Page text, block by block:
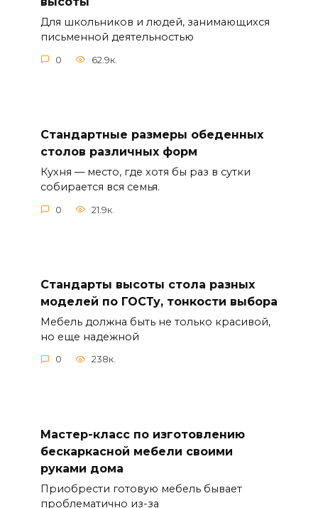
Для школьников и людей, занимающихся
письменной деятельностью
0 62.9к.
Стандартные размеры обеденных
столов различных форм
Кухня — место, где хотя бы раз в сутки
собирается вся семья.
0 21.9к.
Стандарты высоты стола разных
моделей по ГОСТу, тонкости выбора
Мебель должна быть не только красивой,
но еще надежной
0 238к.
Мастер-класс по изготовлению
бескаркасной мебели своими
руками дома
Приобрести готовую мебель бывает
проблематично из-за